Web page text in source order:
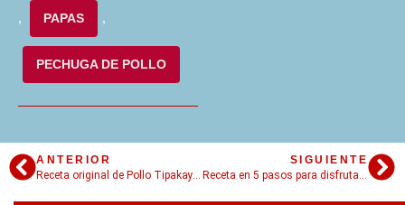
, PAPAS ,
PECHUGA DE POLLO
ANTERIOR
SIGUIENTE